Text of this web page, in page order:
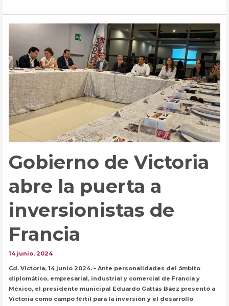
Victoria
donación
de
útiles
escolares
para
niñas
y
niños
en
situación
Gobierno de Victoria
abre la puerta a
inversionistas de
Francia
14 junio, 2024
Cd. Victoria, 14 junio 2024. – Ante personalidades del ámbito
diplomático, empresarial, industrial y comercial de Francia y
México, el presidente municipal Eduardo Gattás Báez presentó a
Victoria como campo fértil para la inversión y el desarrollo